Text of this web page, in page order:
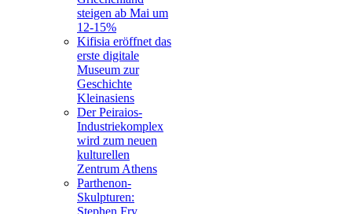
steigen ab Mai um
12-15%
Kifisia eröffnet das
erste digitale
Museum zur
Geschichte
Kleinasiens
Der Peiraios-
Industriekomplex
wird zum neuen
kulturellen
Zentrum Athens
Parthenon-
Skulpturen:
Stephen Fry